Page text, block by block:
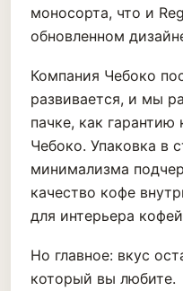
моносорта, что и
обновленном
Компания Чебоко
развивается, и мы
пачке, как
Чебоко. Упаковка в
минимализма
качество кофе
для интерьера
Но главное: вкус
который вы любите.